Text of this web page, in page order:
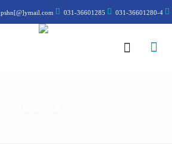
031-36601280-4
031-36601285
pshn[@]ymail.com